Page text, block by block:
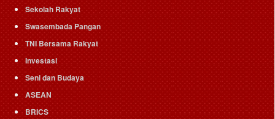
Sekolah Rakyat
Swasembada Pangan
TNI Bersama Rakyat
Investasi
Seni dan Budaya
ASEAN
BRICS